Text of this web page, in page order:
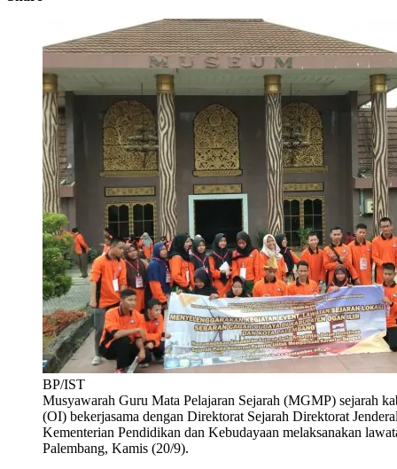
BP/IST
Musyawarah Guru Mata Pelajaran Sejarah (MGMP) sejarah
(OI) bekerjasama dengan Direktorat Sejarah Direktorat
Kementerian Pendidikan dan Kebudayaan melaksanakan
Palembang, Kamis (20/9).